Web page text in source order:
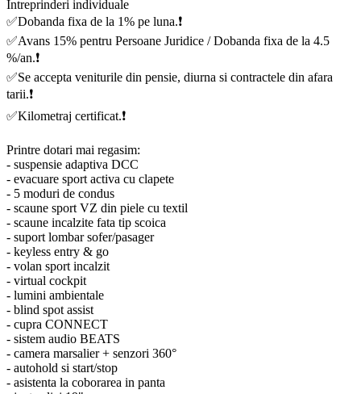
Întreprinderi individuale
✅Dobanda fixa de la 1% pe luna.❗️
✅Avans 15% pentru Persoane Juridice / Dobanda fixa de la 4.5
%/an.❗️
✅Se accepta veniturile din pensie, diurna si contractele din afara
tarii.❗️
✅Kilometraj certificat.❗️
Printre dotari mai regasim:
- suspensie adaptiva DCC
- evacuare sport activa cu clapete
- 5 moduri de condus
- scaune sport VZ din piele cu textil
- scaune incalzite fata tip scoica
- suport lombar sofer/pasager
- keyless entry & go
- volan sport incalzit
- virtual cockpit
- lumini ambientale
- blind spot assist
- cupra CONNECT
- sistem audio BEATS
- camera marsalier + senzori 360°
- autohold si start/stop
- asistenta la coborarea in panta